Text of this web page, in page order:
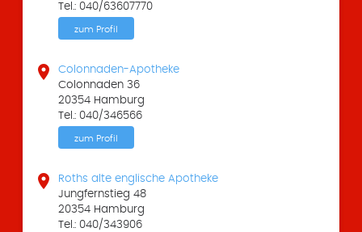
Tel.: 040/63607770
zum Profil

Colonnaden-Apotheke
Colonnaden 36
20354 Hamburg
Tel.: 040/346566
zum Profil

Roths alte englische Apotheke
Jungfernstieg 48
20354 Hamburg
Tel.: 040/343906